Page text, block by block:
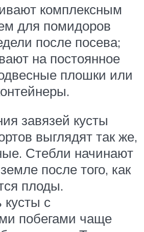
комплексным
для помидоров
после посева;
на постоянное
плошки или
завязей кусты
выглядят так же,
Стебли начинают
после того, как
плоды.
с
побегами чаще